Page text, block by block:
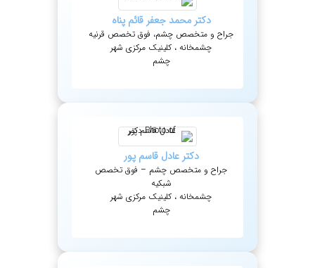
دکترمحمد جعفرقائم پناه
جراح و متخصص چشم، فوق تخصص قرنیه
چشمخانه ، کلینیک مرکزی شهر
چشم
دکترعادل قاسم پور
جراح و متخصص چشم – فوق تخصص
شبکیه
چشمخانه ، کلینیک مرکزی شهر
چشم